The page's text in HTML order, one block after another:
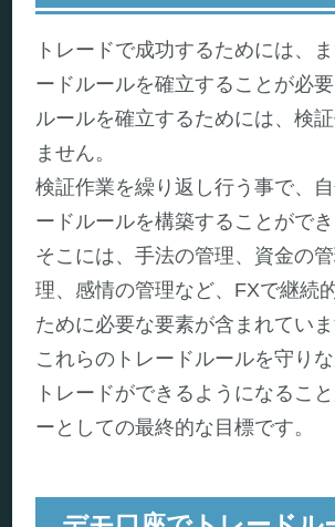
トレードで成功するためには、
ードルールを確立することが必要
ルールを確立するためには、検
ません。
検証作業を繰り返し行う事で、
ードルールを構築することができ
そこには、手法の管理、資金の
理、感情の管理など、FXで継続
ために必要な要素が含まれていま
これらのトレードルールを守り
トレードができるようになるこ
ーとしての最終的な目標です。